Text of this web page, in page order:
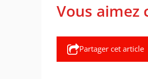
Vous aimez
Partager cet article